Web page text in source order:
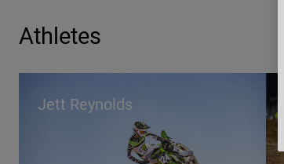
Athletes
Jett Reynolds